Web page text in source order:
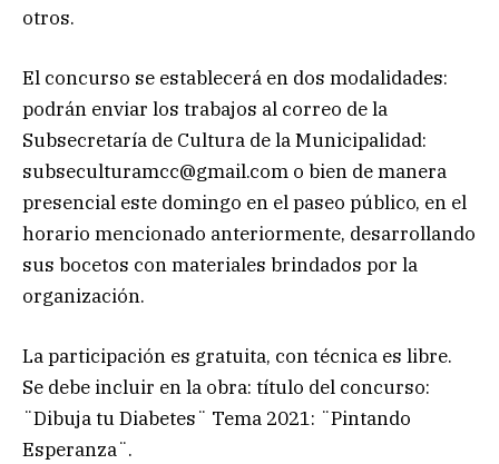
otros.
El concurso se establecerá en dos modalidades:
podrán enviar los trabajos al correo de la
Subsecretaría de Cultura de la Municipalidad:
subseculturamcc@gmail.com o bien de manera
presencial este domingo en el paseo público, en el
horario mencionado anteriormente, desarrollando
sus bocetos con materiales brindados por la
organización.
La participación es gratuita, con técnica es libre.
Se debe incluir en la obra: título del concurso:
¨Dibuja tu Diabetes¨ Tema 2021: ¨Pintando
Esperanza¨.